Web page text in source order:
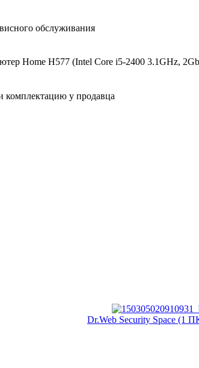
обслуживания
Home H577 (Intel Core i5-2400 3.1GHz,
комплектацию у продавца
Dr.Web Security Space (1